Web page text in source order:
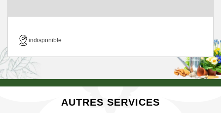
indisponible
AUTRES SERVICES